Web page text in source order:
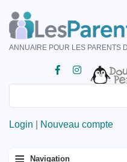
au
contenu
principal
ANNUAIRE POUR LES PARENTS
Login Nouveau compte
MenuNavigation